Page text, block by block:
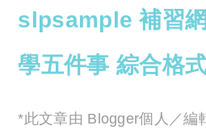
slpsample 補習網
學五件事 綜合格
*此文章由 Blogger個人／編